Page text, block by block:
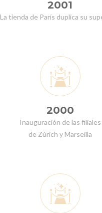
2001
La tienda de París duplica su
2000
Inauguración de las filiales
de Zúrich y Marseilla